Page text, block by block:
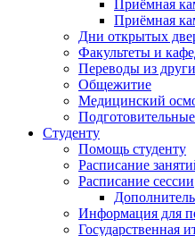
Приёмная
Приёмная
Дни открытых
Факультеты и
Переводы из
Общежитие
Медицинский
Студенту
Помощь студенту
Расписание
Расписание сессии
Информация для
Государственная